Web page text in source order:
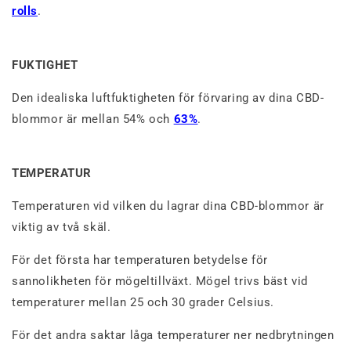
rolls.
FUKTIGHET
Den idealiska luftfuktigheten för förvaring av dina CBD-
blommor är mellan 54% och 63%.
TEMPERATUR
Temperaturen vid vilken du lagrar dina CBD-blommor är
viktig av två skäl.
För det första har temperaturen betydelse för
sannolikheten för mögeltillväxt. Mögel trivs bäst vid
temperaturer mellan 25 och 30 grader Celsius.
För det andra saktar låga temperaturer ner nedbrytningen